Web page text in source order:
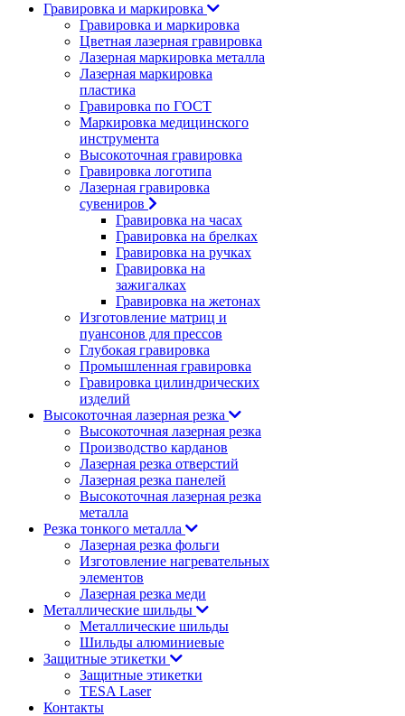
Гравировка и маркировка
Гравировка и маркировка
Цветная лазерная гравировка
Лазерная маркировка металла
Лазерная маркировка
пластика
Гравировка по ГОСТ
Маркировка медицинского
инструмента
Высокоточная гравировка
Гравировка логотипа
Лазерная гравировка
сувениров
Гравировка на часах
Гравировка на брелках
Гравировка на ручках
Гравировка на
зажигалках
Гравировка на жетонах
Изготовление матриц и
пуансонов для прессов
Глубокая гравировка
Промышленная гравировка
Гравировка цилиндрических
изделий
Высокоточная лазерная резка
Высокоточная лазерная резка
Производство карданов
Лазерная резка отверстий
Лазерная резка панелей
Высокоточная лазерная резка
металла
Резка тонкого металла
Лазерная резка фольги
Изготовление нагревательных
элементов
Лазерная резка меди
Металлические шильды
Металлические шильды
Шильды алюминиевые
Защитные этикетки
Защитные этикетки
TESA Laser
Контакты